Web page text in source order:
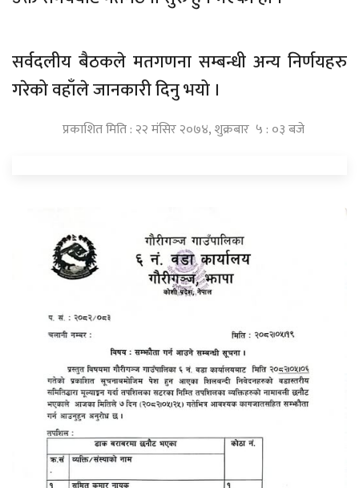
सर्वदलीय बैठकले मतगणना सम्बन्धी अन्य निर्णयहरु
गरेको वहाँले जानकारी दिनु भयो ।
प्रकाशित मिति : २२ मंसिर २०७४, शुक्रबार ५ : ०३ बजे